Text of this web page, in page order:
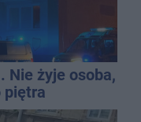
Nie żyje osoba,
piętra